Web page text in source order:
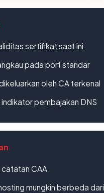
sertifikat saat ini
pada port standar
oleh CA terkenal
pembajakan DNS
CAA
mungkin berbeda dari